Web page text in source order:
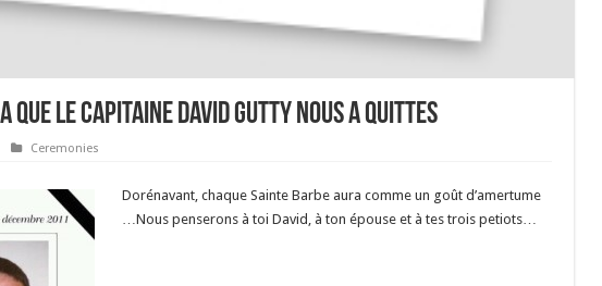
QUE LE CAPITAINE DAVID GUTTY NOUS A QUITTES
Ceremonies
Dorénavant, chaque Sainte Barbe aura comme un goût d’amertume
…Nous penserons à toi David, à ton épouse et à tes trois petiots…